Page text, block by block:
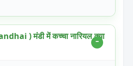
) मंडी में कच्चा नारियल क्या